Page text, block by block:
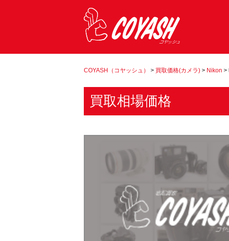
COYASH（コヤッシュ） > 買取価格(カメラ) > Nikon >
買取相場価格